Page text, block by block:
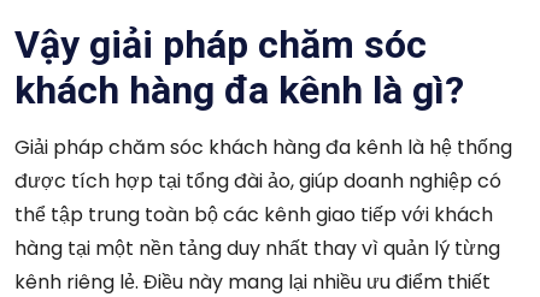
Vậy giải pháp chăm sóc
khách hàng đa kênh là gì?
Giải pháp chăm sóc khách hàng đa kênh là hệ thống
được tích hợp tại tổng đài ảo, giúp doanh nghiệp có
thể tập trung toàn bộ các kênh giao tiếp với khách
hàng tại một nền tảng duy nhất thay vì quản lý từng
kênh riêng lẻ. Điều này mang lại nhiều ưu điểm thiết